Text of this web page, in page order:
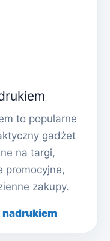
to popularne
gadżet
na targi,
promocyjne,
zakupy.
nadrukiem